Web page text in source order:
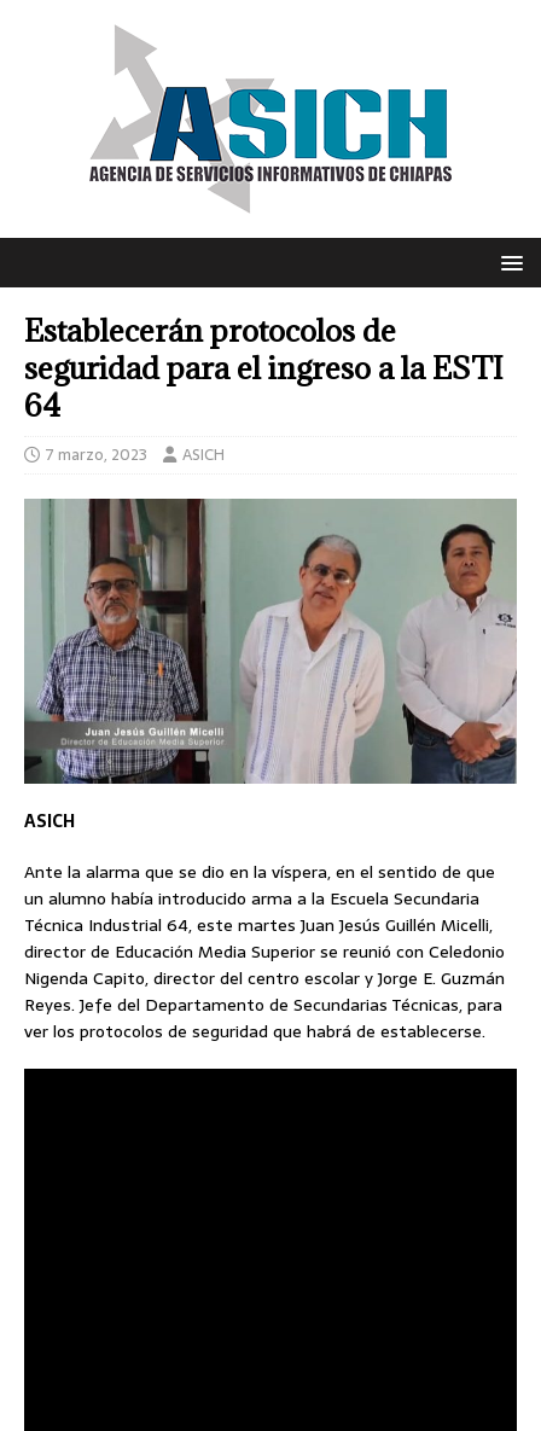
Establecerán protocolos de
seguridad para el ingreso a la ESTI
64
7 marzo, 2023 ASICH
ASICH
Ante la alarma que se dio en la víspera, en el sentido de que
un alumno había introducido arma a la Escuela Secundaria
Técnica Industrial 64, este martes Juan Jesús Guillén Micelli,
director de Educación Media Superior se reunió con Celedonio
Nigenda Capito, director del centro escolar y Jorge E. Guzmán
Reyes. Jefe del Departamento de Secundarias Técnicas, para
ver los protocolos de seguridad que habrá de establecerse.